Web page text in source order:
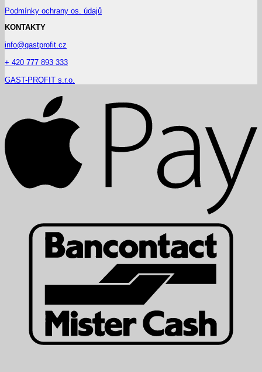
Podmínky ochrany os. údajů
KONTAKTY
info@gastprofit.cz
+ 420 777 893 333
GAST-PROFIT s.r.o.